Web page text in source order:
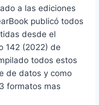
a las ediciones
publicó todos
desde el
142 (2022) de
todos estos
de datos y como
formatos mas